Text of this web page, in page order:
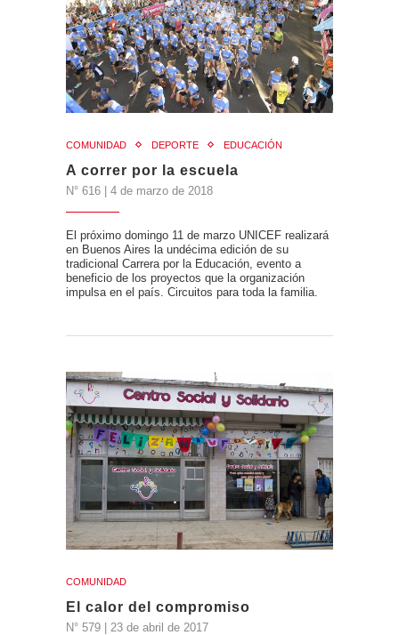
COMUNIDAD DEPORTE EDUCACIÓN
A correr por la escuela
N° 616 | 4 de marzo de 2018
El próximo domingo 11 de marzo UNICEF realizará
en Buenos Aires la undécima edición de su
tradicional Carrera por la Educación, evento a
beneficio de los proyectos que la organización
impulsa en el país. Circuitos para toda la familia.
COMUNIDAD
El calor del compromiso
N° 579 | 23 de abril de 2017